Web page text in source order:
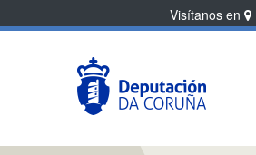
Visítanos en